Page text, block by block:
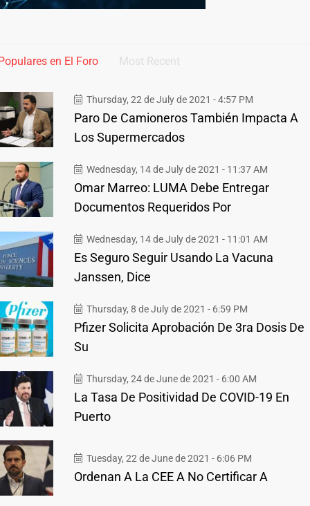
en El Foro Most Recent
Thursday, 22 de July de 2021 - 4:57 PM
Paro De Camioneros También Impacta A
Los Supermercados
Wednesday, 14 de July de 2021 - 11:37 AM
Omar Marreo: LUMA Debe Entregar
Documentos Requeridos Por
Wednesday, 14 de July de 2021 - 11:01 AM
Es Seguro Seguir Usando La Vacuna
Janssen, Dice
Thursday, 8 de July de 2021 - 6:59 PM
Pfizer Solicita Aprobación De 3ra Dosis De
Su
Thursday, 24 de June de 2021 - 6:00 AM
La Tasa De Positividad De COVID-19 En
Puerto
Tuesday, 22 de June de 2021 - 6:06 PM
Ordenan A La CEE A No Certificar A